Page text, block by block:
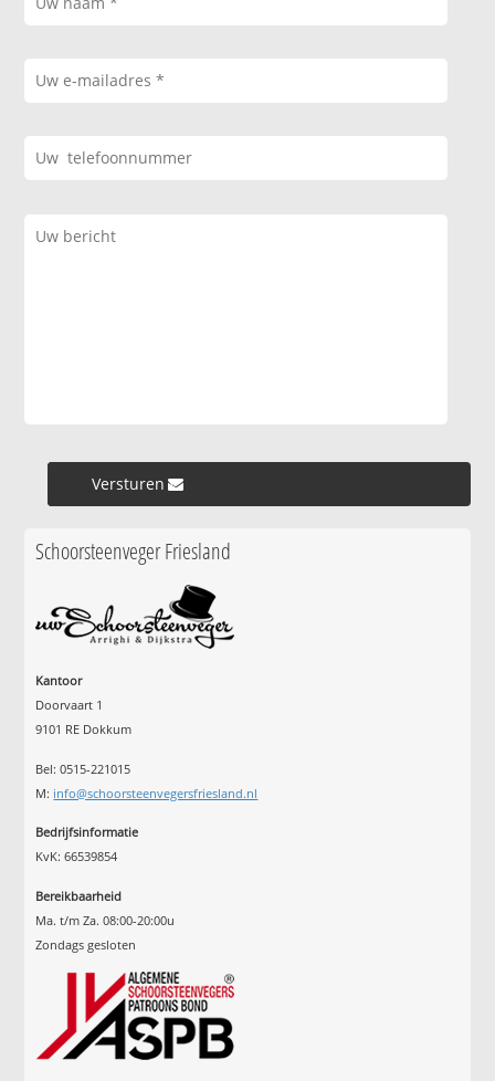
Versturen »
Schoorsteenveger Friesland
Kantoor
Doorvaart 1
9101 RE Dokkum
Bel: 0515-221015
M: info@schoorsteenvegersfriesland.nl
Bedrijfsinformatie
KvK: 66539854
Bereikbaarheid
Ma. t/m Za. 08:00-20:00u
Zondags gesloten